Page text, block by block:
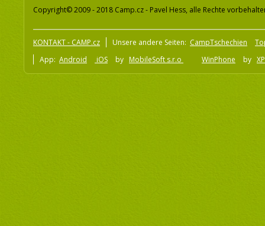
Copyright© 2009 - 2018 Camp.cz - Pavel Hess, alle Rechte
KONTAKT - CAMP.cz Unsere andere Seiten: CampTschechien
App: Android iOS by MobileSoft s.r.o WinPhone by